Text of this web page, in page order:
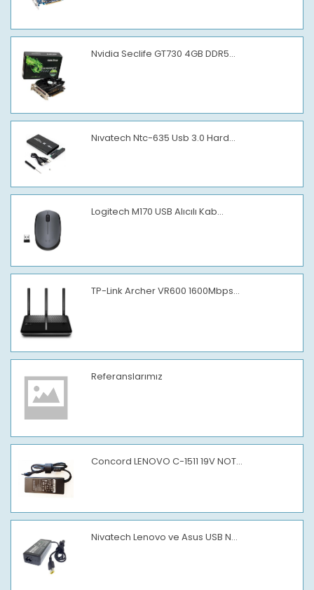
Nvidia Seclife GT730 4GB DDR5...
Nıvatech Ntc-635 Usb 3.0 Hard...
Logitech M170 USB Alıcılı Kab...
TP-Link Archer VR600 1600Mbps...
Referanslarımız
Concord LENOVO C-1511 19V NOT...
Nivatech Lenovo ve Asus USB N...